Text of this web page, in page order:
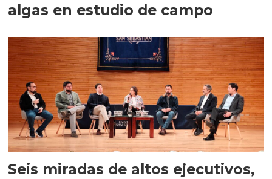
algas en estudio de campo
Seis miradas de altos ejecutivos,